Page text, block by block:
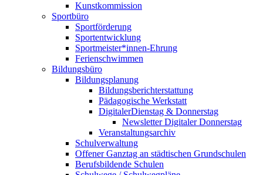
Kunstkommission
Sportbüro
Sportförderung
Sportentwicklung
Sportmeister*innen-Ehrung
Ferienschwimmen
Bildungsbüro
Bildungsplanung
Bildungsberichterstattung
Pädagogische Werkstatt
DigitalerDienstag & Donnerstag
Newsletter Digitaler Donnerstag
Veranstaltungsarchiv
Schulverwaltung
Offener Ganztag an städtischen Grundschulen
Berufsbildende Schulen